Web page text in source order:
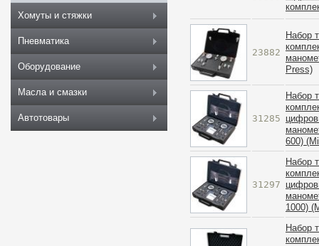
23882
Набор
Press)
31285
Набор
600)
31297
Набор
1000)
Набор
Хомуты и стяжки
Пневматика
Оборудование
Масла и смазки
Автотовары